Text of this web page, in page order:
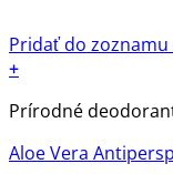
Pridať do
+
produkt
má
viacero
Prírodné
Aloe Vera